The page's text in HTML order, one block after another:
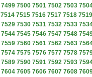
7499 7500 7501 7502 7503
7514 7515 7516 7517 7518 7519
7529 7530 7531 7532 7533
7544 7545 7546 7547 7548
7559 7560 7561 7562 7563
7574 7575 7576 7577 7578
7589 7590 7591 7592 7593
7604 7605 7606 7607 7608